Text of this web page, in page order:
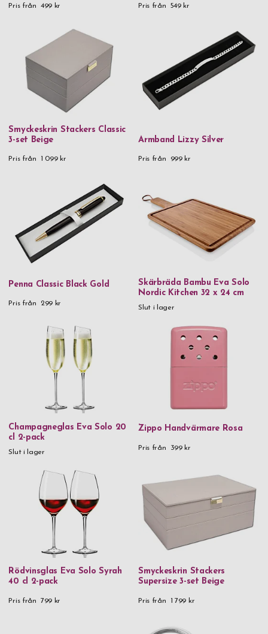
Pris från 499 kr Pris från 549 kr
Smyckeskrin Stackers Classic
3-set Beige
Pris från 1 099 kr
Armband Lizzy Silver
Pris från 999 kr
Penna Classic Black Gold
Pris från 299 kr
Skärbräda Bambu Eva Solo
Nordic Kitchen 32 x 24 cm
Slut i lager
Champagneglas Eva Solo 20
cl 2-pack
Slut i lager
Zippo Handvärmare Rosa
Pris från 399 kr
Rödvinsglas Eva Solo Syrah
40 cl 2-pack
Pris från 799 kr
Smyckeskrin Stackers
Supersize 3-set Beige
Pris från 1 799 kr